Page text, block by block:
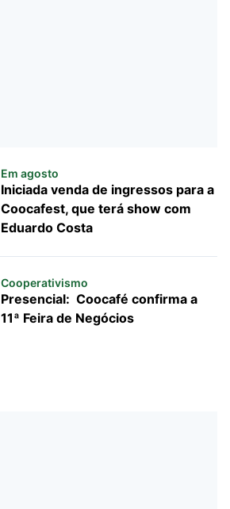
Em agosto
Iniciada venda de ingressos para a
Coocafest, que terá show com
Eduardo Costa
Cooperativismo
Presencial: Coocafé confirma a
11ª Feira de Negócios